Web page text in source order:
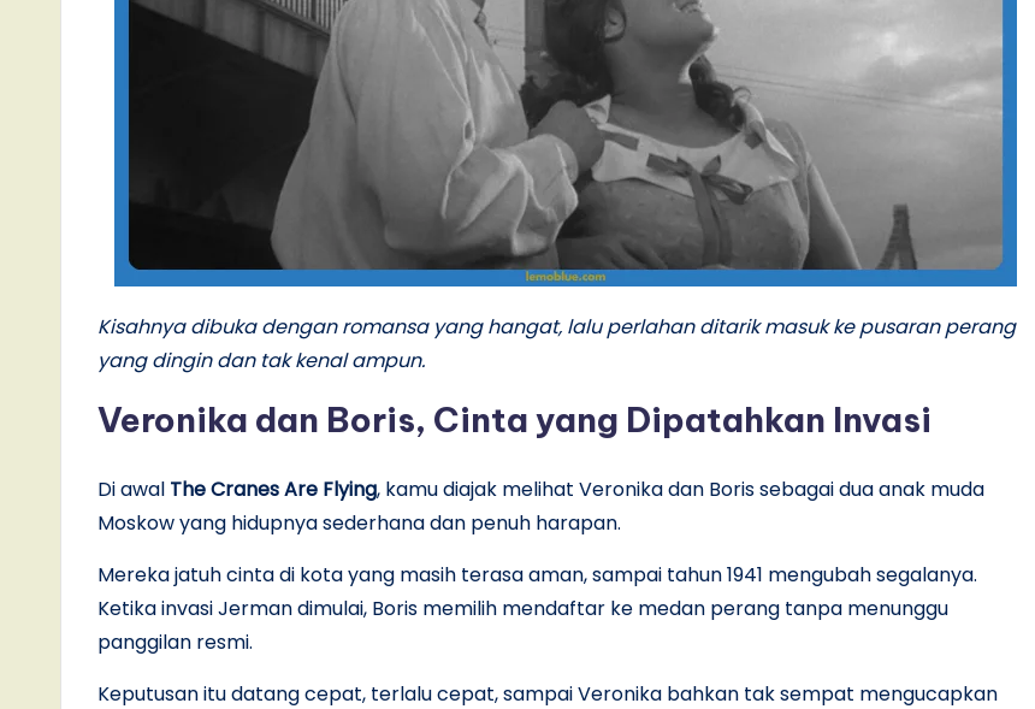
Kisahnya dibuka dengan romansa yang hangat, lalu perlahan ditarik masuk ke pusaran perang
yang dingin dan tak kenal ampun.
Veronika dan Boris, Cinta yang Dipatahkan Invasi
Di awal The Cranes Are Flying, kamu diajak melihat Veronika dan Boris sebagai dua anak muda
Moskow yang hidupnya sederhana dan penuh harapan.
Mereka jatuh cinta di kota yang masih terasa aman, sampai tahun 1941 mengubah segalanya.
Ketika invasi Jerman dimulai, Boris memilih mendaftar ke medan perang tanpa menunggu
panggilan resmi.
Keputusan itu datang cepat, terlalu cepat, sampai Veronika bahkan tak sempat mengucapkan